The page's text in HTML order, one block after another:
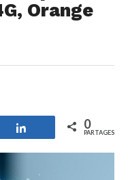
Orange
Partagez 0
PARTAGES